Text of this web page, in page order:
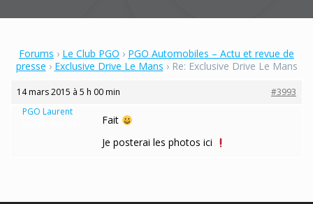
Forums › Le Club PGO › PGO Automobiles – Actu et revue de
presse › Exclusive Drive Le Mans › Re: Exclusive Drive Le Mans
14 mars 2015 à 5 h 00 min
#3993
PGO Laurent
Fait
Je posterai les photos ici